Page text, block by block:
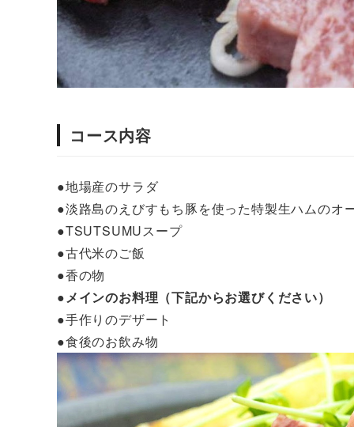
コース内容
●地場産のサラダ
●淡路島のえびすもち豚を使った特製生ハムのオ
●TSUTSUMUスープ
●古代米のご飯
●香の物
●メインのお料理（下記からお選びください）
●手作りのデザート
●食後のお飲み物